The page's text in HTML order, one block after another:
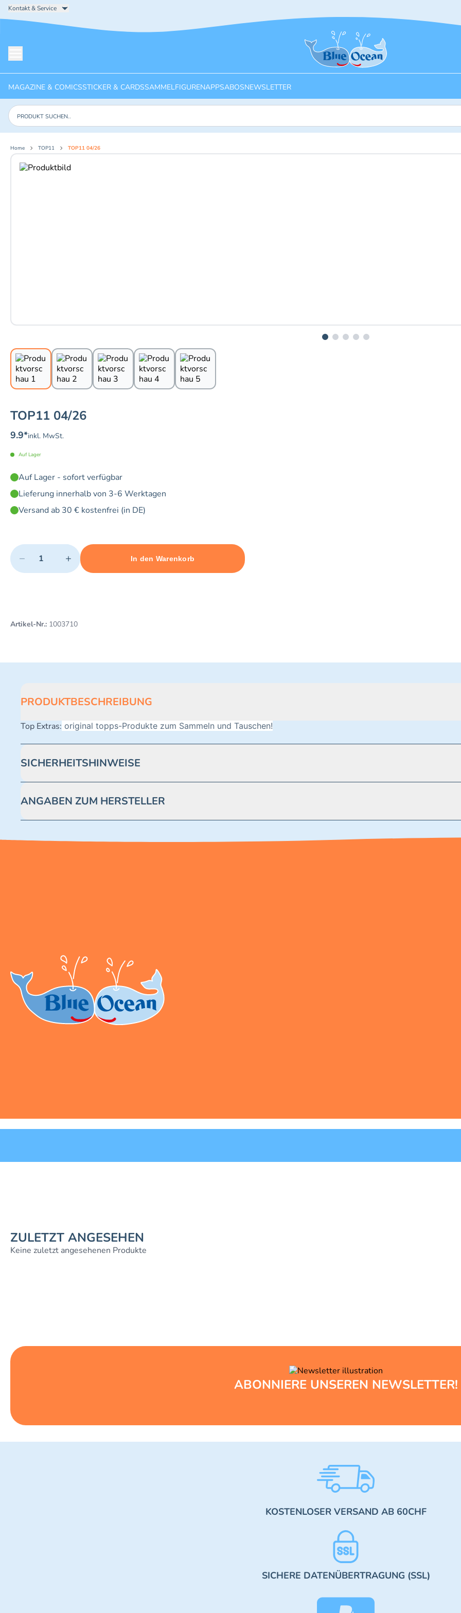
Kontakt & Service
Startseite
MAGAZINE & COMICSSTICKER & CARDSSAMMELFIGURENAPPSABOSNEWSLETTER
Produkte suchen
Home TOP11 TOP11 04/26
Aktuelles Bild: 1 von 5
TOP11 04/26
9.9*inkl. MwSt.
Auf Lager
Auf Lager - sofort verfügbar
Lieferung innerhalb von 3-6 Werktagen
Versand ab 30 € kostenfrei (in DE)
Quantity
− +
Minimum quantity: 1 Maximum quantity: 20
In den Warenkorb
Add 1 item to cart
Artikel-Nr.: 1003710
PRODUKTBESCHREIBUNG
Top Extras: original topps-Produkte zum Sammeln und Tauschen!
SICHERHEITSHINWEISE
ANGABEN ZUM HERSTELLER
ZULETZT ANGESEHEN
Keine zuletzt angesehenen Produkte
ABONNIERE UNSEREN NEWSLETTER!
KOSTENLOSER VERSAND AB 60CHF
SICHERE DATENÜBERTRAGUNG (SSL)